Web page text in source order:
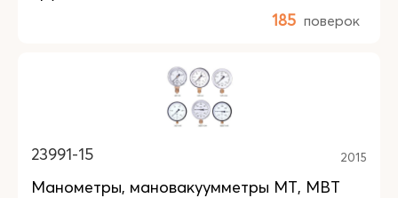
185 поверок
23991-15 2015
Манометры, мановакуумметры МТ, МВТ